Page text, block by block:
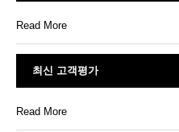
Read More
최신 고객평가
Read More